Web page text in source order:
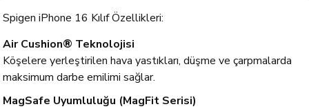
Spigen iPhone 16 Kılıf Özellikleri:
Air Cushion® Teknolojisi
Köşelere yerleştirilen hava yastıkları, düşme ve çarpmalarda
maksimum darbe emilimi sağlar.
MagSafe Uyumluluğu (MagFit Serisi)